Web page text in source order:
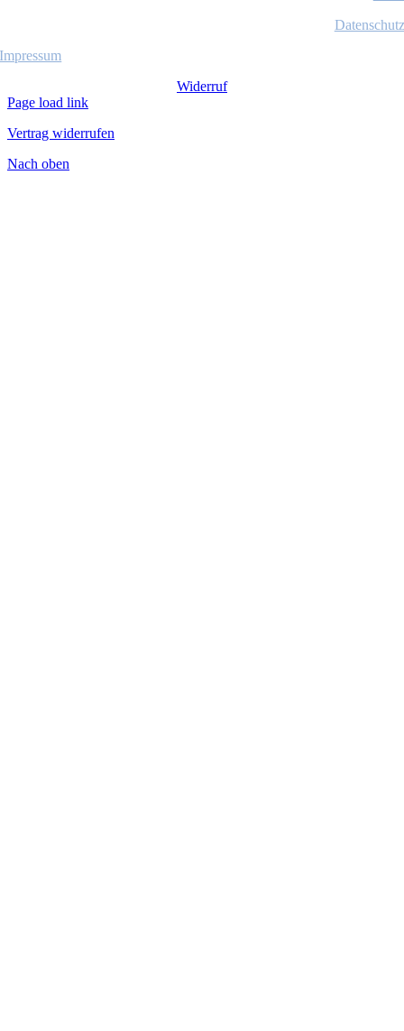
Datenschutz
Impressum
Widerruf
Page load link
Vertrag widerrufen
Nach oben